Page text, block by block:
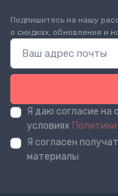
Подпишитесь на нашу
о скидках, обновления и
Я даю согласие на
условиях
Я согласен
материалы